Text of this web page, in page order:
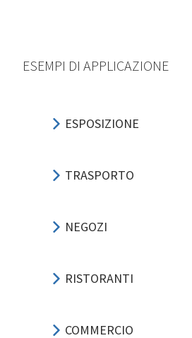
ESEMPI DI APPLICAZIONE
ESPOSIZIONE
TRASPORTO
NEGOZI
RISTORANTI
COMMERCIO